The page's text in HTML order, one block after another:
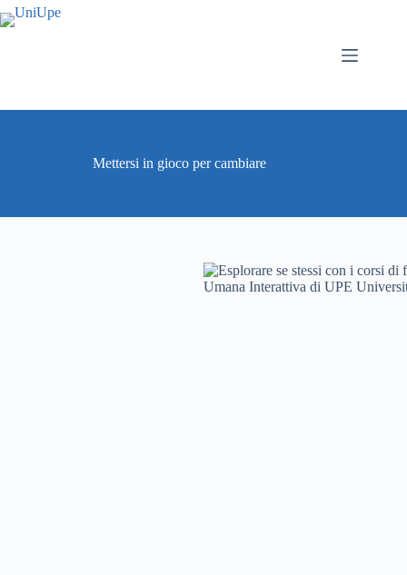
Salta
al
Mettersi in gioco per cambiare